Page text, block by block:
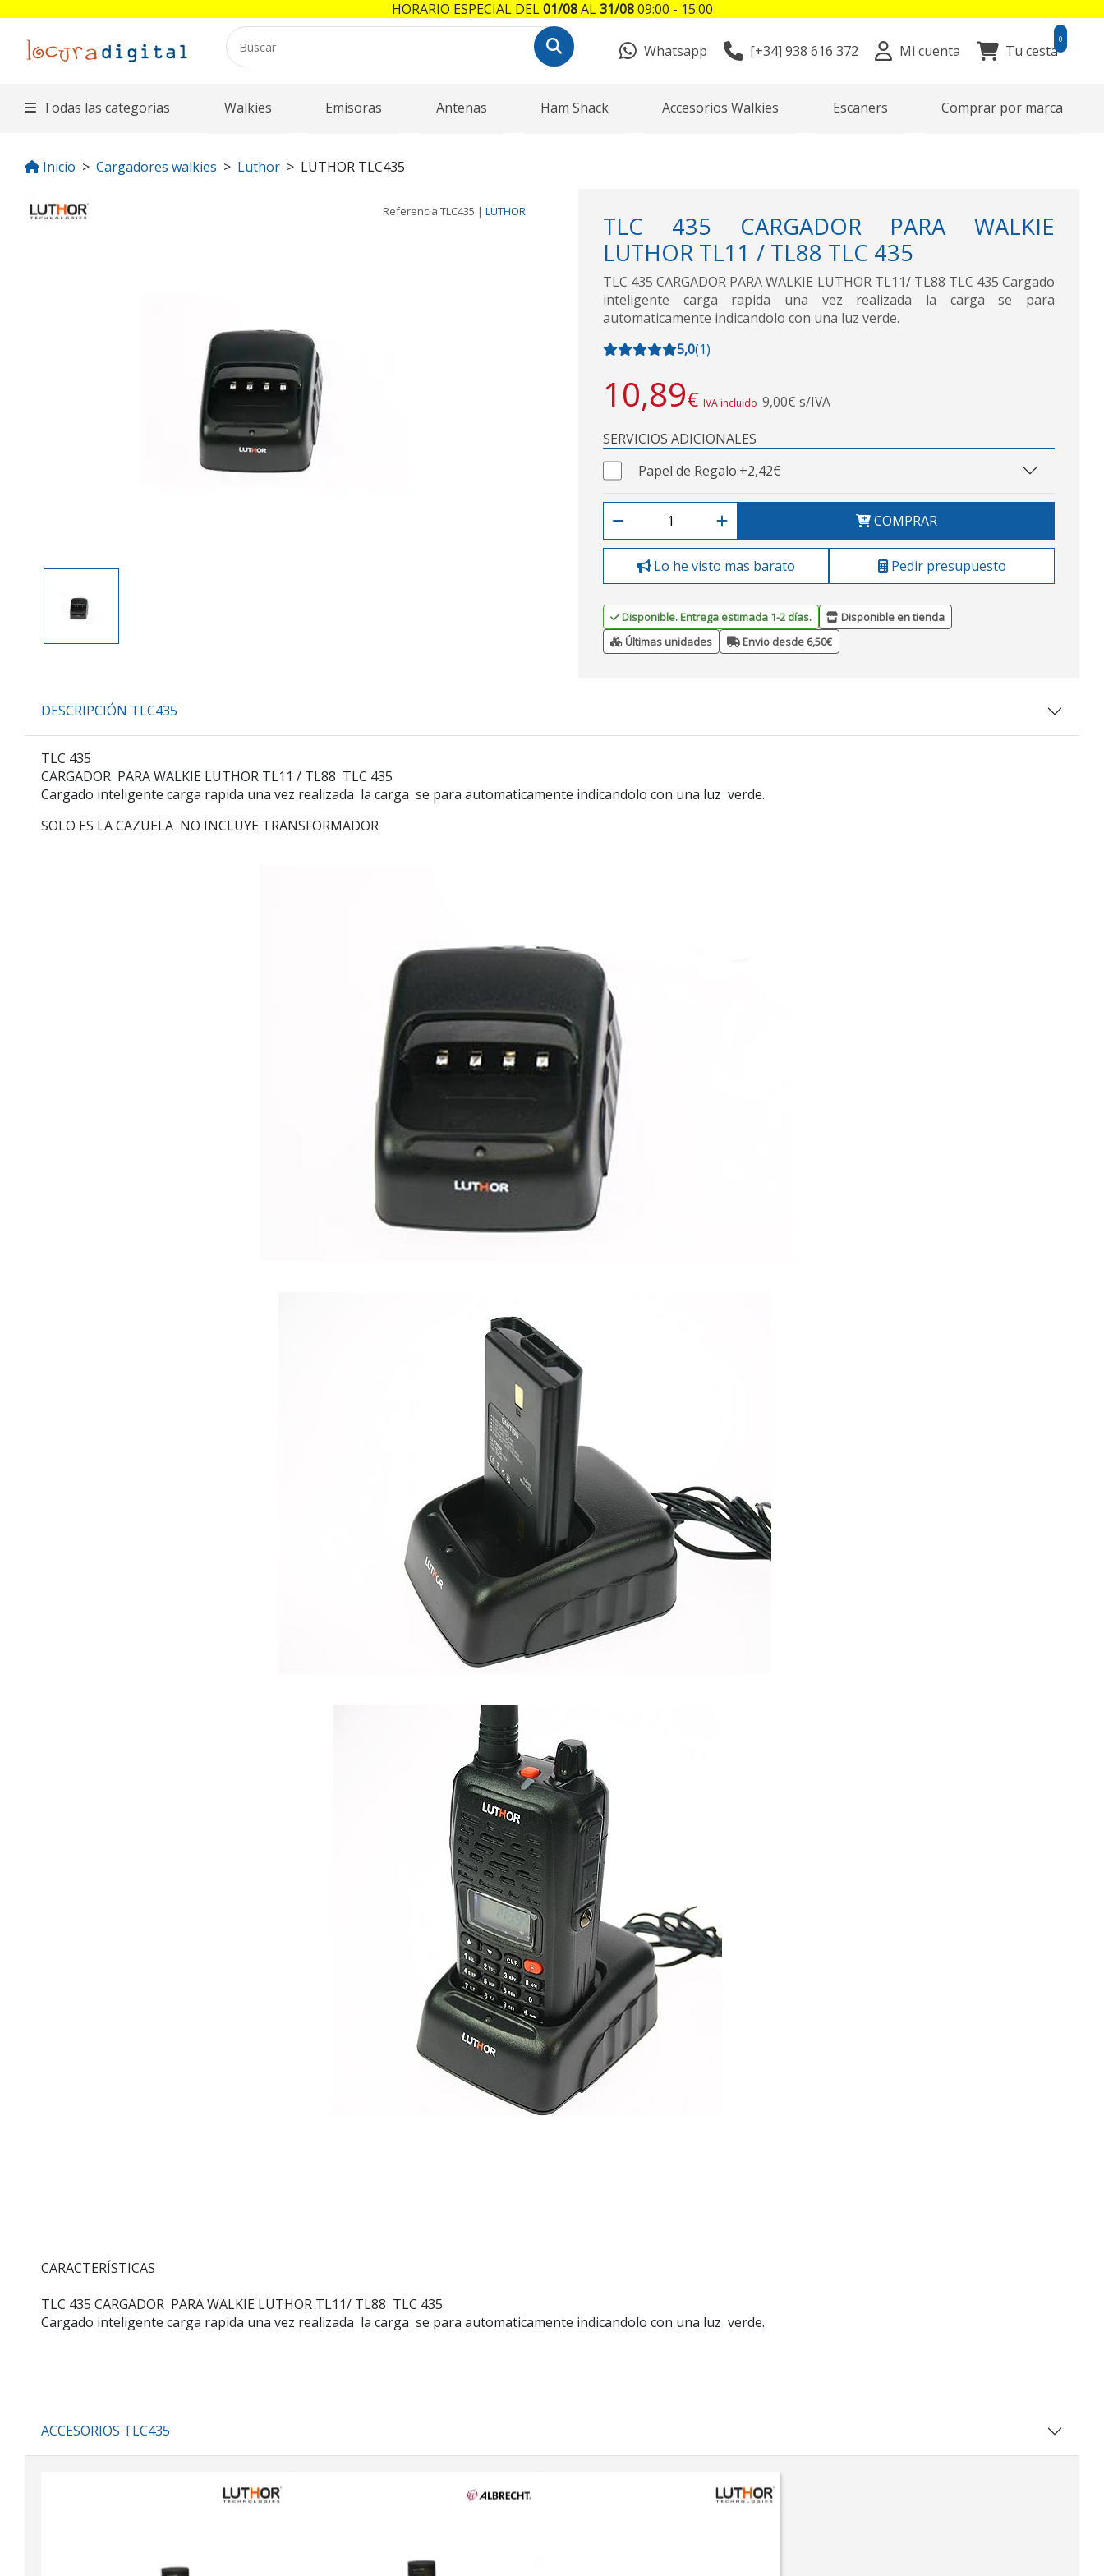
Whatsapp [+34] 938 616 372 Mi cuenta Tu cesta
0
Todas las categorias Walkies Emisoras Antenas Ham Shack Accesorios Walkies Escaners Comprar por marca
Inicio Cargadores walkies Luthor LUTHOR TLC435
Referencia TLC435 | LUTHOR
TLC 435 CARGADOR PARA WALKIE
LUTHOR TL11 / TL88 TLC 435
TLC 435 CARGADOR PARA WALKIE LUTHOR TL11/ TL88 TLC 435 Cargado
inteligente carga rapida una vez realizada la carga se para
automaticamente indicandolo con una luz verde.
5,0(1)
10,89€ IVA incluido 9,00€ s/IVA
SERVICIOS ADICIONALES
Papel de Regalo.+2,42€
COMPRAR
Lo he visto mas barato Pedir presupuesto
Disponible. Entrega estimada 1-2 días.
Disponible en tienda
Últimas unidades
Envio desde 6,50€
DESCRIPCIÓN TLC435
TLC 435
CARGADOR PARA WALKIE LUTHOR TL11 / TL88 TLC 435
Cargado inteligente carga rapida una vez realizada la carga se para automaticamente indicandolo con una luz verde.
SOLO ES LA CAZUELA NO INCLUYE TRANSFORMADOR
CARACTERÍSTICAS
TLC 435 CARGADOR PARA WALKIE LUTHOR TL11/ TL88 TLC 435
Cargado inteligente carga rapida una vez realizada la carga se para automaticamente indicandolo con una luz verde.
ACCESORIOS TLC435
HORARIO ESPECIAL DEL01/08AL31/0809:00 - 15:00